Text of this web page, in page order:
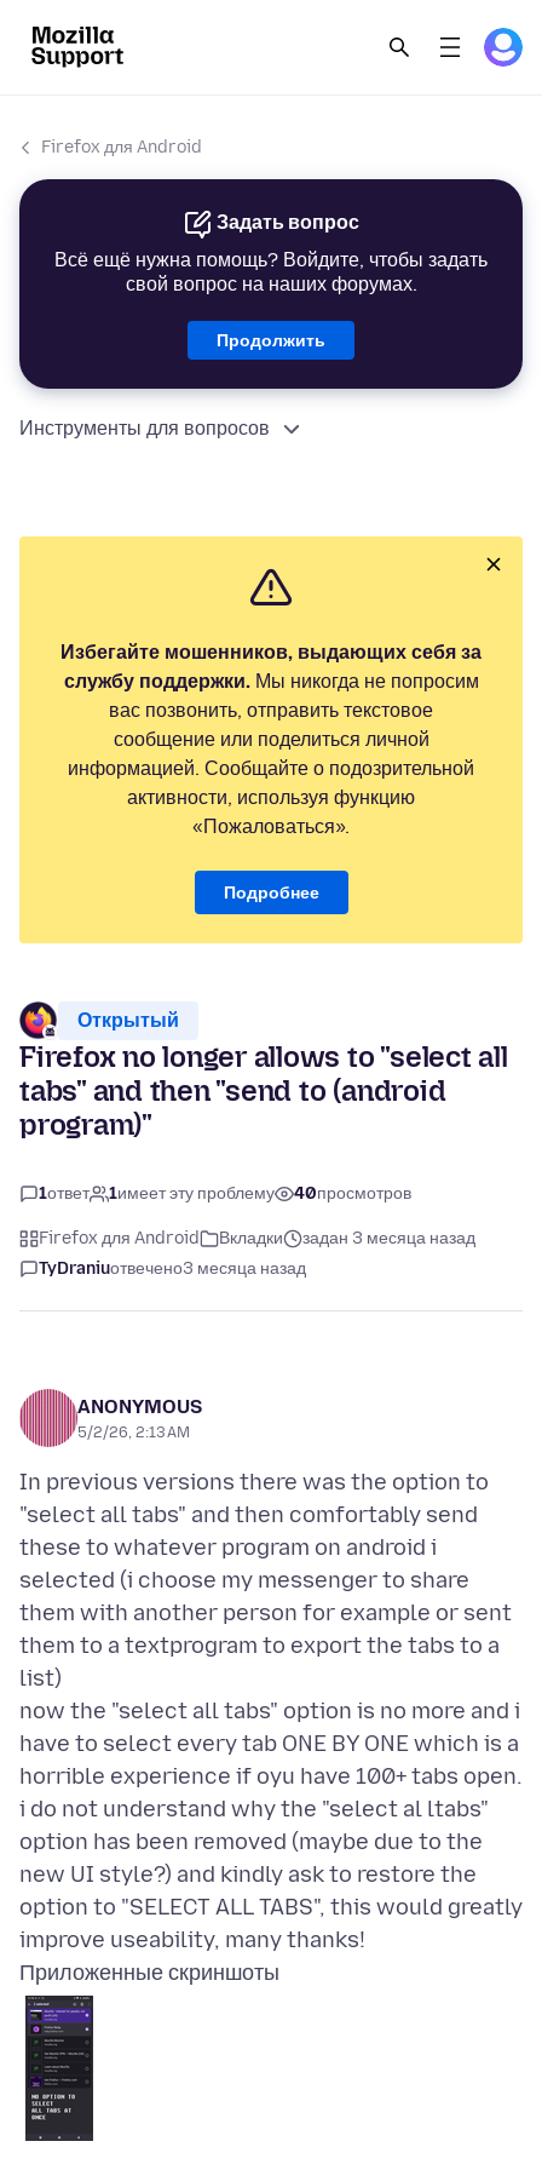
Firefox для Android
Задать вопрос
Всё ещё нужна помощь? Войдите, чтобы задать
свой вопрос на наших форумах.
Продолжить
Инструменты для вопросов
Избегайте мошенников, выдающих себя за
службу поддержки.Мы никогда не попросим
вас позвонить, отправить текстовое
сообщение или поделиться личной
информацией. Сообщайте о подозрительной
активности, используя функцию
«Пожаловаться».
Подробнее
Открытый
Firefox no longer allows to "select all
tabs" and then "send to (android
program)"
1ответ 1имеет эту проблему 40просмотров
Firefox для Android Вкладки
задан 3 месяца назад
TyDraniuотвечено3 месяца назад
ANONYMOUS
5/2/26, 2:13 AM
In previous versions there was the option to
"select all tabs" and then comfortably send
these to whatever program on android i
selected (i choose my messenger to share
them with another person for example or sent
them to a textprogram to export the tabs to a
list)
now the "select all tabs" option is no more and i
have to select every tab ONE BY ONE which is a
horrible experience if oyu have 100+ tabs open.
i do not understand why the "select al ltabs"
option has been removed (maybe due to the
new UI style?) and kindly ask to restore the
option to "SELECT ALL TABS", this would greatly
Приложенные скриншоты